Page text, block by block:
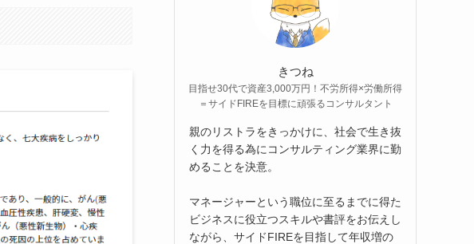
きつね
目指せ30代で資産3,000万円！不労所得×労働所得
＝サイドFIREを目標に頑張るコンサルタント
親のリストラをきっかけに、社会で生き抜
く力を得る為にコンサルティング業界に勤
めることを決意。
マネージャーという職位に至るまでに得た
ビジネスに役立つスキルや書評をお伝えし
ながら、サイドFIREを目指して年収増の